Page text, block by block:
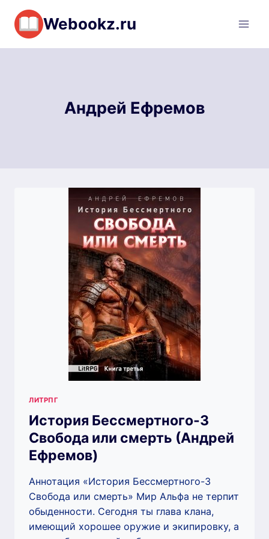
Перейти
содержимому
Webookz.ru
Андрей Ефремов
ЛИТРПГ
История Бессмертного-3
Свобода или смерть (Андрей
Ефремов)
Аннотация «История Бессмертного-3
Свобода или смерть» Мир Альфа не терпит
обыденности. Сегодня ты глава клана,
имеющий хорошее оружие и экипировку, а